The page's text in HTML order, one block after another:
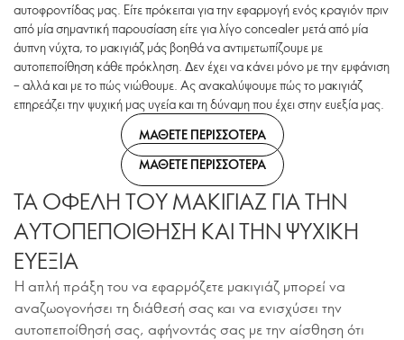
αυτοφροντίδας μας. Είτε πρόκειται για την εφαρμογή ενός κραγιόν πριν
από μία σημαντική παρουσίαση είτε για λίγο concealer μετά από μία
άυπνη νύχτα, το μακιγιάζ μάς βοηθά να αντιμετωπίζουμε με
αυτοπεποίθηση κάθε πρόκληση. Δεν έχει να κάνει μόνο με την εμφάνιση
– αλλά και με το πώς νιώθουμε. Ας ανακαλύψουμε πώς το μακιγιάζ
επηρεάζει την ψυχική μας υγεία και τη δύναμη που έχει στην ευεξία μας.
ΜΑΘΕΤΕ ΠΕΡΙΣΣΟΤΕΡΑ
ΜΑΘΕΤΕ ΠΕΡΙΣΣΟΤΕΡΑ
ΤΑ ΟΦΕΛΗ ΤΟΥ ΜΑΚΙΓΙΑΖ ΓΙΑ ΤΗΝ
ΑΥΤΟΠΕΠΟΙΘΗΣΗ ΚΑΙ ΤΗΝ ΨΥΧΙΚΗ
ΕΥΕΞΙΑ
Η απλή πράξη του να εφαρμόζετε μακιγιάζ μπορεί να
αναζωογονήσει τη διάθεσή σας και να ενισχύσει την
αυτοπεποίθησή σας, αφήνοντάς σας με την αίσθηση ότι